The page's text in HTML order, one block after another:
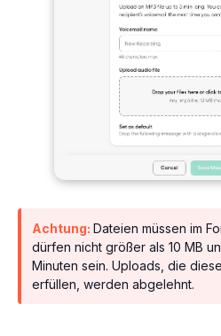
Achtung: Dateien müssen im
dürfen nicht größer als 10 MB
Minuten sein. Uploads, die
erfüllen, werden abgelehnt.